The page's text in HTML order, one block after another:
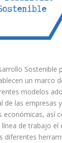
Sostenible
un marco
modelos
de las empresas
económicas, así
línea de trabajo el
diferentes